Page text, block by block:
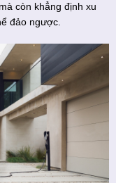
còn khẳng định xu
đảo ngược.